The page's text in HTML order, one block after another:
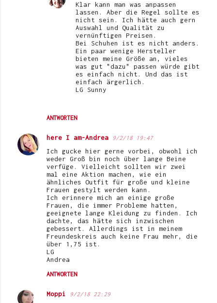
ANTWORTEN
Klar kann man was anpassen
lassen. Aber die Regel sollte es
nicht sein. Ich hätte auch gern
Auswahl und Qualität zu
vernünftigen Preisen.
Bei Schuhen ist es nicht anders.
Ein paar wenige Hersteller
bieten meine Größe an, vieles
was gut "dazu" passen würde gibt
es einfach nicht. Und das ist
einfach ärgerlich.
LG Sunny
here I am-Andrea 9/2/18 19:47
Ich gucke hier gerne vorbei, obwohl ich
weder Groß bin noch über lange Beine
verfüge. Vielleicht sollten wir zwei
mal eine Aktion machen, wie ein
ähnliches Outfit für große und kleine
Frauen gestylt werden kann.
Ich erinnere mich an einige große
Frauen, die immer Probleme hatten,
geeignete lange Kleidung zu finden. Ich
dachte, das hätte sich inzwischen
gebessert. Allerdings ist in meinem
Freundeskreis auch keine Frau mehr, die
über 1,75 ist.
LG
Andrea
ANTWORTEN
Moppi 9/2/18 22:29